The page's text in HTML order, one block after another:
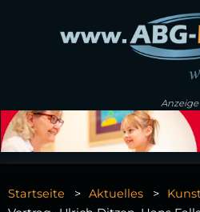
Anzeige
Startseite Aktuelles